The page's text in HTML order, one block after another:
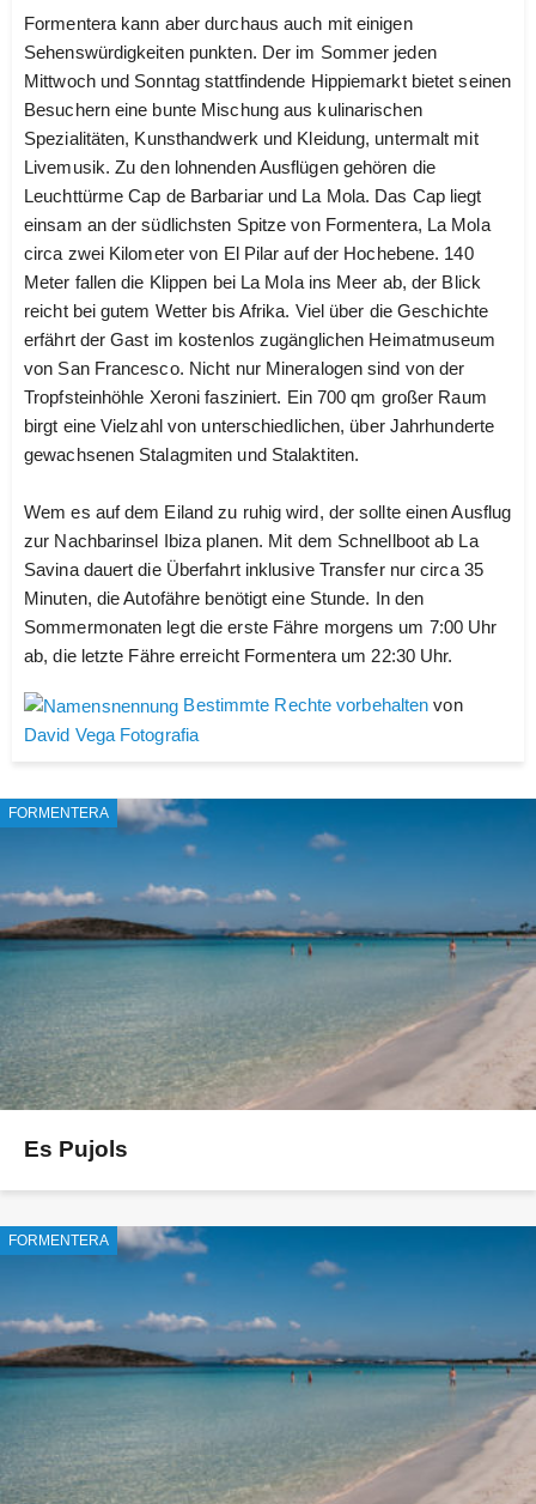
Formentera kann aber durchaus auch mit einigen
Sehenswürdigkeiten punkten. Der im Sommer jeden
Mittwoch und Sonntag stattfindende Hippiemarkt bietet seinen
Besuchern eine bunte Mischung aus kulinarischen
Spezialitäten, Kunsthandwerk und Kleidung, untermalt mit
Livemusik. Zu den lohnenden Ausflügen gehören die
Leuchttürme Cap de Barbariar und La Mola. Das Cap liegt
einsam an der südlichsten Spitze von Formentera, La Mola
circa zwei Kilometer von El Pilar auf der Hochebene. 140
Meter fallen die Klippen bei La Mola ins Meer ab, der Blick
reicht bei gutem Wetter bis Afrika. Viel über die Geschichte
erfährt der Gast im kostenlos zugänglichen Heimatmuseum
von San Francesco. Nicht nur Mineralogen sind von der
Tropfsteinhöhle Xeroni fasziniert. Ein 700 qm großer Raum
birgt eine Vielzahl von unterschiedlichen, über Jahrhunderte
gewachsenen Stalagmiten und Stalaktiten.
Wem es auf dem Eiland zu ruhig wird, der sollte einen Ausflug
zur Nachbarinsel Ibiza planen. Mit dem Schnellboot ab La
Savina dauert die Überfahrt inklusive Transfer nur circa 35
Minuten, die Autofähre benötigt eine Stunde. In den
Sommermonaten legt die erste Fähre morgens um 7:00 Uhr
ab, die letzte Fähre erreicht Formentera um 22:30 Uhr.
Bestimmte Rechte vorbehalten von
David Vega Fotografia
FORMENTERA
Es Pujols
FORMENTERA